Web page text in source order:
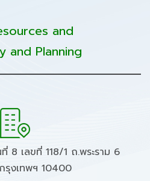
and
and Planning
8 เลขที่ 118/1 ถ.พระราม 6
งเทพฯ 10400